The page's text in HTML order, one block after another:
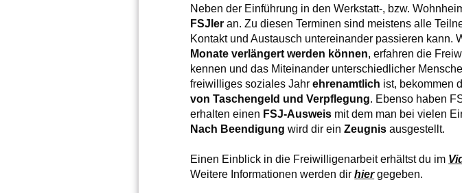
Neben der Einführung in den Werkstatt-, bzw.
FSJler an. Zu diesen Terminen sind meistens alle
Kontakt und Austausch untereinander passieren kann.
Monate verlängert werden können, erfahren die
kennen und das Miteinander unterschiedlicher
freiwilliges soziales Jahrehrenamtlich ist, bekommen
von Taschengeld und Verpflegung. Ebenso haben
erhalten einen FSJ-Ausweis mit dem man bei vielen
Nach Beendigung wird dir einZeugnis ausgestellt.
Einen Einblick in die Freiwilligenarbeit erhältst du im
Weitere Informationen werden dirhiergegeben.